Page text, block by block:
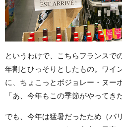
というわけで、こちらフランスで
年割とひっそりとしたもの。ワイ
に、ちょこっとボジョレー・ヌー
「あ、今年もこの季節がやってき
でも、今年は猛暑だったため（パ